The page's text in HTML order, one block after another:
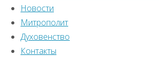
Новости
Митрополит
Духовенство
Контакты